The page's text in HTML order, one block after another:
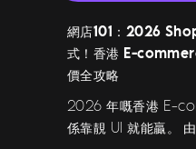
網店101：2026
式！香港 E-
價全攻略
2026 年嘅香港 E-
係靠靚 UI 就能贏。